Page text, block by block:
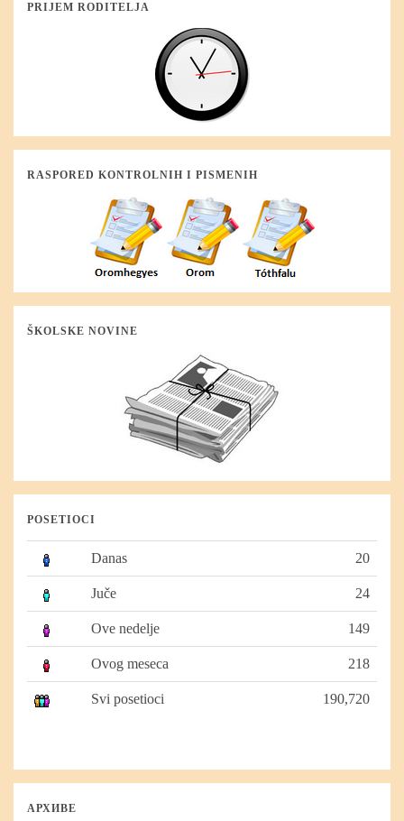
PRIJEM RODITELJA
RASPORED KONTROLNIH I PISMENIH
ŠKOLSKE NOVINE
POSETIOCI
Danas 20
Juče 24
Ove nedelje 149
Ovog meseca 218
Svi posetioci 190,720
АРХИВЕ